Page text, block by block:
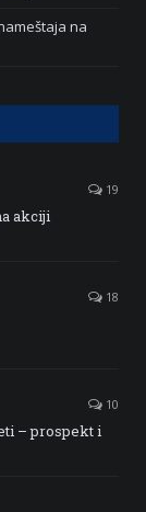
na
19
akciji
18
10
– prospekt i